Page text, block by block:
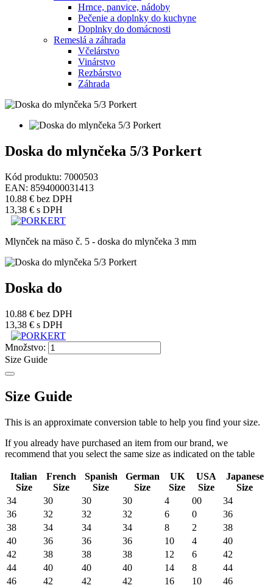
Hrnce, panvice, nádoby
Pečenie a doplnky do kuchyne
Doplnky do domácnosti
Remeslá a záhrada
Včelárstvo
Vinárstvo
Rezbárstvo
Záhrada
Doska do mlynčeka 5/3 Porkert
Kód produktu: 7000503
EAN: 8594000031413
10.88 € bez DPH
13,38 € s DPH
Mlynček na mäso č. 5 - doska do mlynčeka 3 mm
Doska do
10.88 € bez DPH
13,38 € s DPH
Množstvo:
Size Guide
Size Guide
This is an approximate conversion table to help you find your size.
If you already have purchased an item from our brand, we
recommend that you select the same size as indicated on the table
Italian
Size
French
Size
Spanish
Size
German
Size
UK
Size
USA
Size
Japanese
Size
34
30 30 30 4 00
34
36
32 32 32 6 0
36
38
34 34 34 8 2
38
40
36 36 36 10 4
40
42
38 38 38 12 6
42
44
40 40 40 14 8
44
46
42 42 42 16 10
46